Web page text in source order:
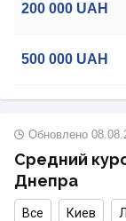
200 000 UAH
500 000 UAH
Средний
Днепра
Обновлено
Все Киев